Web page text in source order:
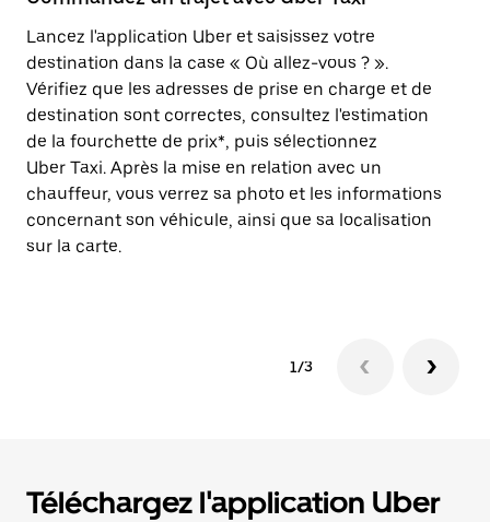
Lancez l'application Uber et saisissez votre
destination dans la case « Où allez-vous ? ».
Vérifiez que les adresses de prise en charge et de
destination sont correctes, consultez l'estimation
de la fourchette de prix*, puis sélectionnez
Uber Taxi. Après la mise en relation avec un
chauffeur, vous verrez sa photo et les informations
concernant son véhicule, ainsi que sa localisation
sur la carte.
1/3
Téléchargez l'application Uber